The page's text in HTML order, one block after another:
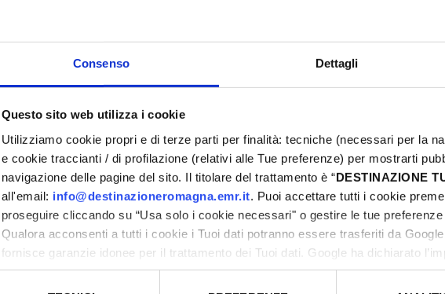
Consenso Dettagli
Questo sito web utilizza i cookie
Utilizziamo cookie propri e di terze parti per finalità: tecniche (necessari per la
e cookie traccianti / di profilazione (relativi alle Tue preferenze) per mostrarti
navigazione delle pagine del sito. Il titolare del trattamento è “DESTINAZIONE
all'email: info@destinazioneromagna.emr.it. Puoi accettare tutti i cookie
proseguire cliccando su “Usa solo i cookie necessari" o gestire le tue preferenze
Qualora acconsenti a tutti i cookie i Tuoi dati potranno essere trasferiti da
fornisce garanzie idonee per il trattamento dei Tuoi dati. Google ha dichiarato
sicurezza a Tutela dei navigatori, che abbiamo valutato essere sufficienti.